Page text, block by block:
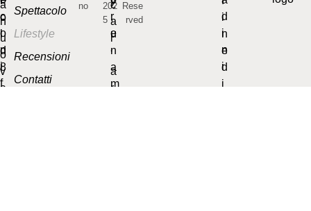
Spettacolo
Lifestyle
Recensioni
Contatti
no
202
5
Rese
rved